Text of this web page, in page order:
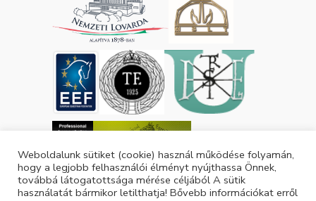
Weboldalunk sütiket (cookie) használ működése folyamán,
hogy a legjobb felhasználói élményt nyújthassa Önnek,
továbbá látogatottsága mérése céljából A sütik
használatát bármikor letilthatja! Bővebb információkat erről